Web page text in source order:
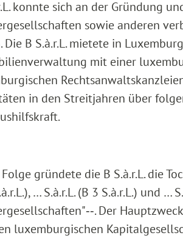
konnte sich an der Gründung
sowie anderen
Die B S.à.r.L. mietete in
mit einer
in den Streitjahren über
gründete die B S.à.r.L. die
… S.à.r.L. (B 3 S.à.r.L.) und …
Der
luxemburgischen